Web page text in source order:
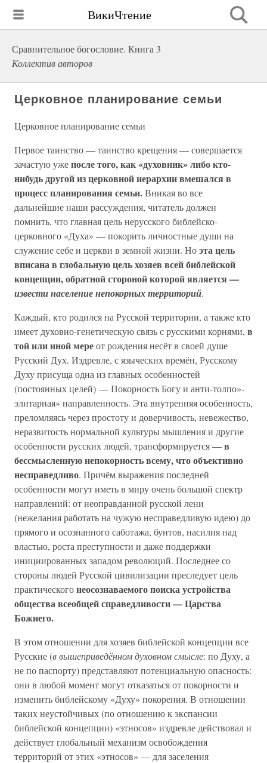
ВикиЧтение
Сравнительное богословие. Книга 3
Коллектив авторов
Церковное планирование семьи
Церковное планирование семьи
Первое таинство — таинство крещения — совершается
зачастую ужепосле того, как «духовник» либо кто-
нибудь другой из церковной иерархии вмешался в
процесс планирования семьи.Вникая во все
дальнейшие наши рассуждения, читатель должен
помнить, что главная цель нерусского библейско-
церковного «Духа» — покорить личностные души на
служение себе и церкви в земной жизни. Ноэта цель
вписана в глобальную цель хозяев всей библейской
концепции, обратной стороной которой является —
извести население непокорных территорий.
Каждый, кто родился на Русской территории, а также кто
имеет духовно-генетическую связь с русскими корнями, в
той или иной мереот рождения несёт в своей душе
Русский Дух. Издревле, с языческих времён, Русскому
Духу присуща одна из главных особенностей
(постоянных целей) — Покорность Богу и анти-толпо»-
элитарная» направленность. Эта внутренняя особенность,
преломляясь через простоту и доверчивость, невежество,
неразвитость нормальной культуры мышления и другие
особенности русских людей, трансформируется —в
бессмысленную непокорность всему, что объективно
несправедливо. Причём выражения последней
особенности могут иметь в миру очень большой спектр
направлений: от неоправданной русской лени
(нежелания работать на чужую несправедливую идею) до
прямого и осознанного саботажа, бунтов, насилия над
властью, роста преступности и даже поддержки
инициированных западом революций. Последнее со
стороны людей Русской цивилизации преследует цель
практическогонеосознаваемого поиска устройства
общества всеобщей справедливости — Царства
Божиего.
В этом отношении для хозяев библейской концепции все
Русские (в вышеприведённом духовном смысле: по Духу, а
не по паспорту) представляют потенциальную опасность:
они в любой момент могут отказаться от покорности и
изменить библейскому «Духу» покорения. В отношении
таких неустойчивых (по отношению к экспансии
библейской концепции) «этносов» издревле действовал и
действует глобальный механизм освобождения
территорий от этих «этносов» — для заселения